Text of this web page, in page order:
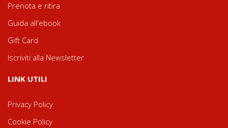
Prenota e ritira
Guida all'ebook
Gift Card
Iscriviti alla Newsletter
LINK UTILI
Privacy Policy
Cookie Policy